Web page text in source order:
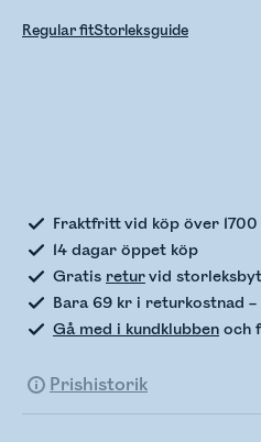
Regular fitStorleksguide
Fraktfritt vid köp över
14 dagar öppet köp
Gratis returvid
Bara 69 kr i returkostnad
Gå med i kundklubben och
Prishistorik